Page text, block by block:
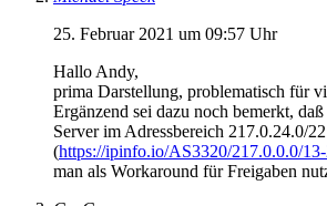
25. Februar 2021 um 09:57 Uhr
Hallo Andy,
prima Darstellung, problematisch für
Ergänzend sei dazu noch bemerkt,
Server im Adressbereich 217.0.24.0/
(https://ipinfo.io/AS3320/217.0.0.0/
man als Workaround für Freigaben